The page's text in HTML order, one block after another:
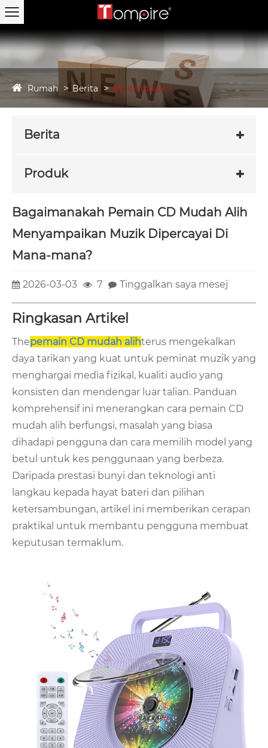
Rumah Berita Berita Industri
Berita
Produk
Bagaimanakah Pemain CD Mudah Alih
Menyampaikan Muzik Dipercayai Di
Mana-mana?
2026-03-03 7 Tinggalkan saya mesej
Ringkasan Artikel
Thepemain CD mudah alihterus mengekalkan
daya tarikan yang kuat untuk peminat muzik yang
menghargai media fizikal, kualiti audio yang
konsisten dan mendengar luar talian. Panduan
komprehensif ini menerangkan cara pemain CD
mudah alih berfungsi, masalah yang biasa
dihadapi pengguna dan cara memilih model yang
betul untuk kes penggunaan yang berbeza.
Daripada prestasi bunyi dan teknologi anti
langkau kepada hayat bateri dan pilihan
ketersambungan, artikel ini memberikan cerapan
praktikal untuk membantu pengguna membuat
keputusan termaklum.